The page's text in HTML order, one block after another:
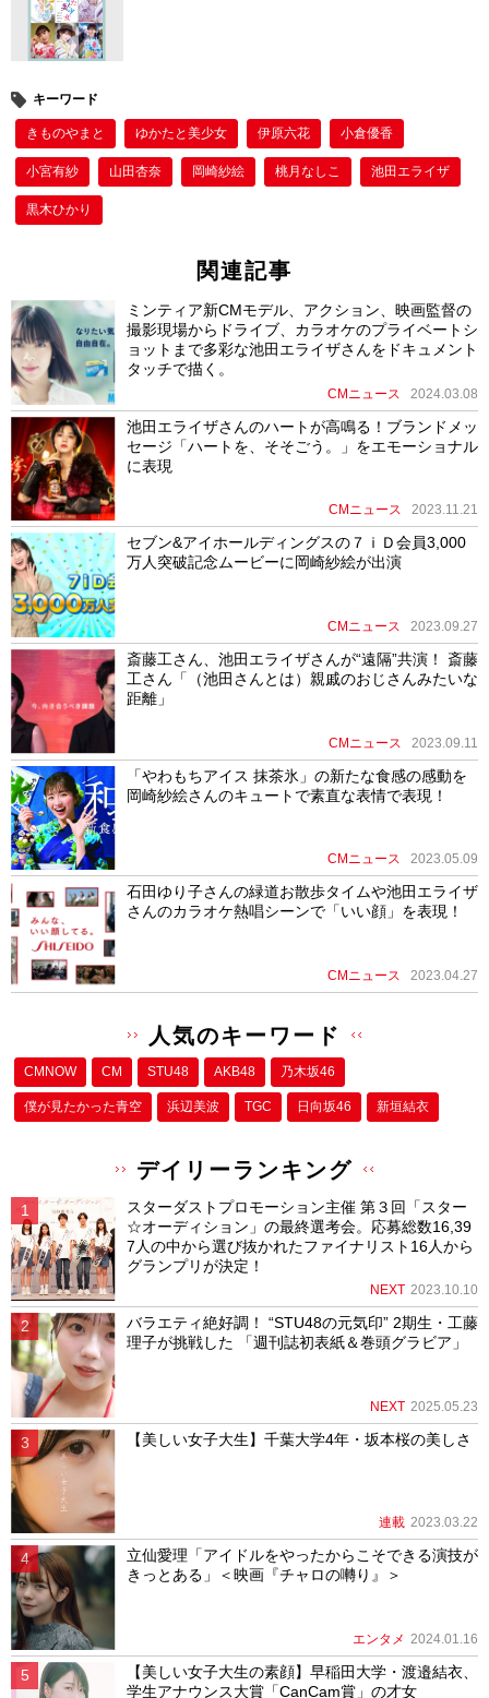
k
キーワード
きものやまと ゆかたと美少女 伊原六花 小倉優香
小宮有紗 山田杏奈 岡崎紗絵 桃月なしこ 池田エライザ
黒木ひかり
関連記事
ミンティア新CMモデル、アクション、映画監督の
撮影現場からドライブ、カラオケのプライベートシ
ョットまで多彩な池田エライザさんをドキュメント
タッチで描く。
CMニュース 2024.03.08
池田エライザさんのハートが高鳴る！ブランドメッ
セージ「ハートを、そそごう。」をエモーショナル
に表現
CMニュース 2023.11.21
セブン&アイホールディングスの７ｉＤ会員3,000
万人突破記念ムービーに岡崎紗絵が出演
CMニュース 2023.09.27
斎藤工さん、池田エライザさんが“遠隔”共演！ 斎藤
工さん「（池田さんとは）親戚のおじさんみたいな
距離」
CMニュース 2023.09.11
「やわもちアイス 抹茶氷」の新たな食感の感動を
岡崎紗絵さんのキュートで素直な表情で表現！
CMニュース 2023.05.09
石田ゆり子さんの緑道お散歩タイムや池田エライザ
さんのカラオケ熱唱シーンで「いい顔」を表現！
CMニュース 2023.04.27
人気のキーワード
CMNOW CM STU48 AKB48 乃木坂46
僕が⾒たかった⻘空 浜辺美波 TGC 日向坂46 新垣結衣
デイリーランキング
スターダストプロモーション主催 第３回「スター
☆オーディション」の最終選考会。応募総数16,39
7人の中から選び抜かれたファイナリスト16人から
グランプリが決定！
NEXT 2023.10.10
バラエティ絶好調！ “STU48の元気印” 2期生・工藤
理子が挑戦した 「週刊誌初表紙＆巻頭グラビア」
NEXT 2025.05.23
【美しい女子大生】千葉大学4年・坂本桜の美しさ
連載 2023.03.22
立仙愛理「アイドルをやったからこそできる演技が
きっとある」＜映画『チャロの囀り』＞
エンタメ 2024.01.16
【美しい女子大生の素顔】早稲田大学・渡邉結衣、
学生アナウンス大賞「CanCam賞」の才女